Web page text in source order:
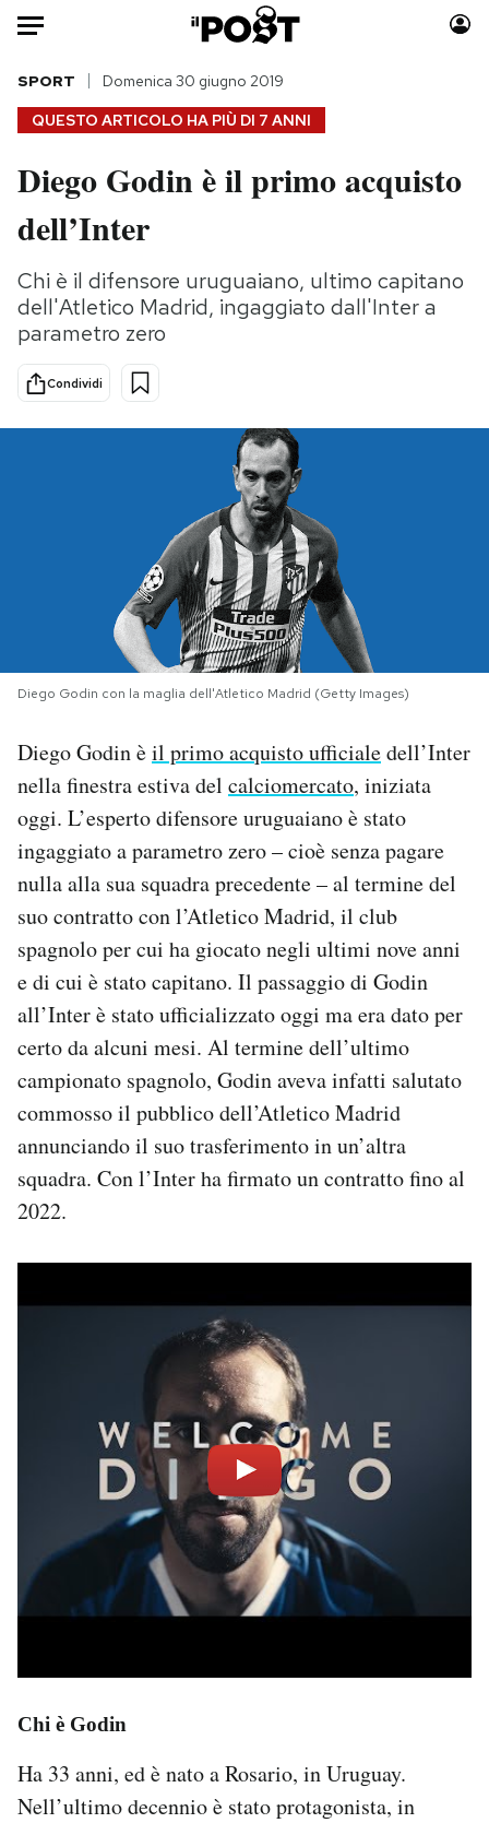
Auto
HOME
Italia
Politica
Tecnologia
Internet
Scienza
Cultura
Economia
Moda
Storie/Idee
Ok Boomer!
Mondiali calcio 2026
NEWSLETTER
I MIEI PREFERITI
SHOP
CALENDARIO
AREA PERSONALE
Area Personale
Newsletter
Notifiche mobile
Regala il Post
Hai bisogno di aiuto?
Esci
QUESTO ARTICOLO HA PIÙ DI 7 ANNI
SPORT Domenica 30 giugno 2019
Diego Godin è il primo acquisto
dell’Inter
Chi è il difensore uruguaiano, ultimo capitano
dell'Atletico Madrid, ingaggiato dall'Inter a
parametro zero
Condividi
Diego Godin con la maglia dell'Atletico Madrid (Getty Images)
Diego Godin èil primo acquisto ufficialedell’Inter
nella finestra estiva del calciomercato, iniziata
oggi. L’esperto difensore uruguaiano è stato
ingaggiato a parametro zero – cioè senza pagare
nulla alla sua squadra precedente – al termine del
suo contratto con l’Atletico Madrid, il club
spagnolo per cui ha giocato negli ultimi nove anni
e di cui è stato capitano. Il passaggio di Godin
all’Inter è stato ufficializzato oggi ma era dato per
certo da alcuni mesi. Al termine dell’ultimo
campionato spagnolo, Godin aveva infatti salutato
commosso il pubblico dell’Atletico Madrid
annunciando il suo trasferimento in un’altra
squadra. Con l’Inter ha firmato un contratto fino al
2022.
Chi è Godin
Ha 33 anni, ed è nato a Rosario, in Uruguay.
Nell’ultimo decennio è stato protagonista, in